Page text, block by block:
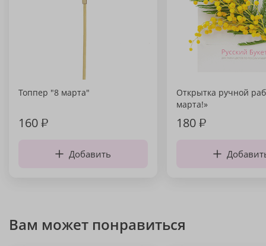
Топпер "8 марта"
160₽
Добавить
Открытка ручной
марта!»
180₽
Вам может понравиться